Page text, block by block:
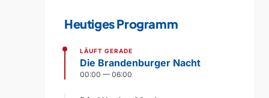
Heutiges Programm
LÄUFT GERADE
Die Brandenburger Nacht
00:00 — 06:00